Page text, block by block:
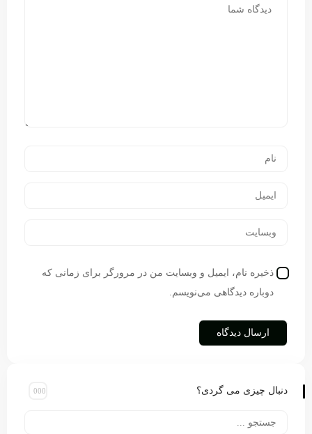
ذخیره نام، ایمیل و وبسایت من در مرورگر برای زمانی که
دوباره دیدگاهی می‌نویسم.
دنبال چیزی می گردی؟